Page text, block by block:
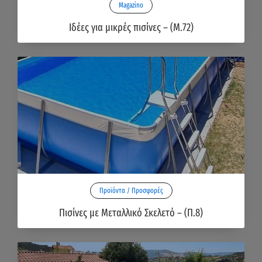
Magazino
Ιδέες για μικρές πισίνες – (Μ.72)
Προϊόντα / Προσφορές
Πισίνες με Μεταλλικό Σκελετό – (Π.8)